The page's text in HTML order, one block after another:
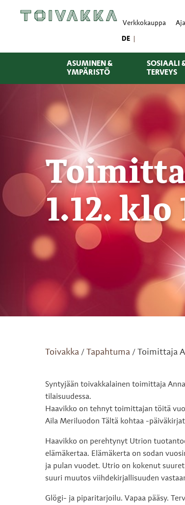
Verkkokauppa
DE
ASUMINEN &
YMPÄRISTÖ
SOSIAALI
TERVEYS
1.12.
Toivakka / Tapahtuma / Toimittaja
Syntyjään toivakkalainen toimittaja
tilaisuudessa.
Haavikko on tehnyt toimittajan töitä
Aila Meriluodon Tältä kohtaa -
Haavikko on perehtynyt Utrion
elämäkertaa. Elämäkerta on sodan
ja pulan vuodet. Utrio on kokenut
suuri muutos viihdekirjallisuuden
Glögi- ja piparitarjoilu. Vapaa pääsy.